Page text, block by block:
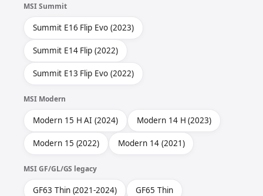
MSI Summit
Summit E16 Flip Evo (2023)
Summit E14 Flip (2022)
Summit E13 Flip Evo (2022)
MSI Modern
Modern 15 H AI (2024) Modern 14 H (2023)
Modern 15 (2022) Modern 14 (2021)
MSI GF/GL/GS legacy
GF63 Thin (2021-2024) GF65 Thin